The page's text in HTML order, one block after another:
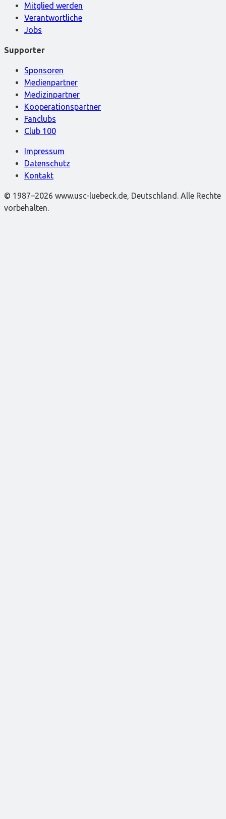
Mitglied werden
Verantwortliche
Jobs
Supporter
Sponsoren
Medienpartner
Medizinpartner
Kooperationspartner
Fanclubs
Club 100
Impressum
Datenschutz
Kontakt
© 1987–2026 www.usc-luebeck.de, Deutschland. Alle Rechte
vorbehalten.